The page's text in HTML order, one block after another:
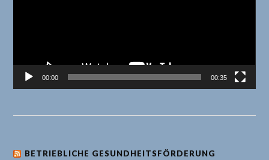
00:00 00:35
BETRIEBLICHE GESUNDHEITSFÖRDERUNG